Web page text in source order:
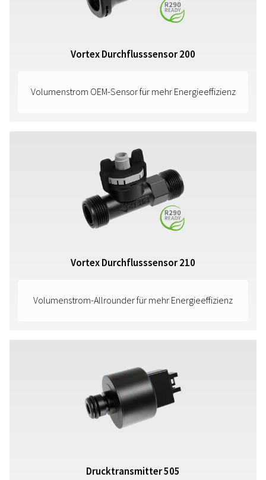
Vortex Durchflusssensor 200
Volumenstrom OEM-Sensor für mehr Energieeffizienz
Vortex Durchflusssensor 210
Volumenstrom-Allrounder für mehr Energieeffizienz
Drucktransmitter 505